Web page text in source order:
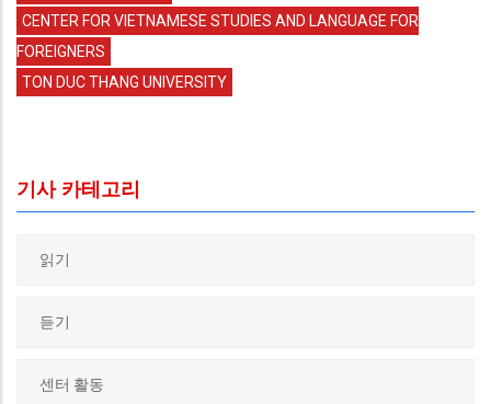
CENTER FOR VIETNAMESE STUDIES AND LANGUAGE FOR
FOREIGNERS
TON DUC THANG UNIVERSITY
기사 카테고리
읽기
듣기
센터 활동